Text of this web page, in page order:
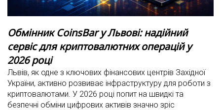
Обмінник CoinsBar у Львові: надійний
сервіс для криптовалютних операцій у
2026 році
Львів, як одне з ключових фінансових центрів Західної
України, активно розвиває інфраструктуру для роботи з
криптовалютами. У 2026 році попит на швидкі та
безпечні обміни цифрових активів значно зріс